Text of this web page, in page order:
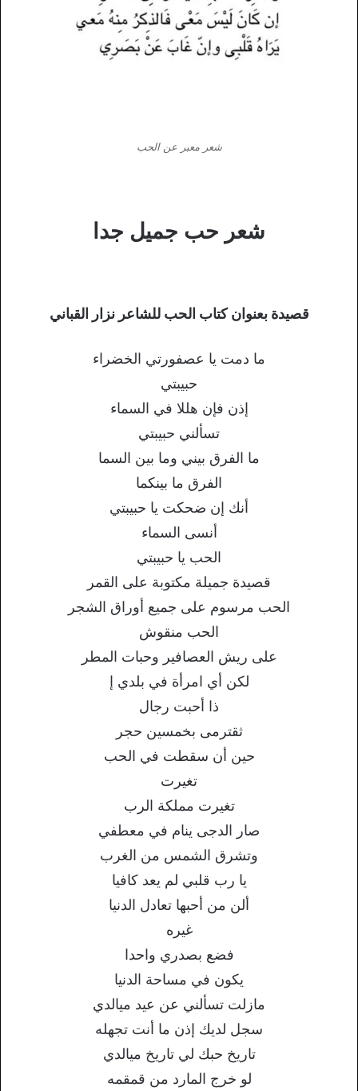
شعر معبر عن الحب
شعر حب جميل جدا
قصيدة بعنوان كتاب الحب للشاعر نزار القباني
ما دمت يا عصفورتي الخضراء
حبيبتي
إذن فإن هللا في السماء
تسألني حبيبتي
ما الفرق بيني وما بين السما
الفرق ما بينكما
أنك إن ضحكت يا حبيبتي
أنسى السماء
الحب يا حبيبتي
قصيدة جميلة مكتوبة على القمر
الحب مرسوم على جميع أوراق الشجر
الحب منقوش
على ريش العصافير وحبات المطر
لكن أي امرأة في بلدي إ
ذا أحبت رجال
ثقترمى بخمسين حجر
حين أن سقطت في الحب
تغيرت
تغيرت مملكة الرب
صار الدجى ينام في معطفي
وتشرق الشمس من الغرب
يا رب قلبي لم يعد كافيا
ألن من أحبها تعادل الدنيا
غيره
فضع بصدري واحدا
يكون في مساحة الدنيا
مازلت تسألني عن عيد ميالدي
سجل لديك إذن ما أنت تجهله
تاريخ حبك لي تاريخ ميالدي
لو خرج المارد من قمقمه